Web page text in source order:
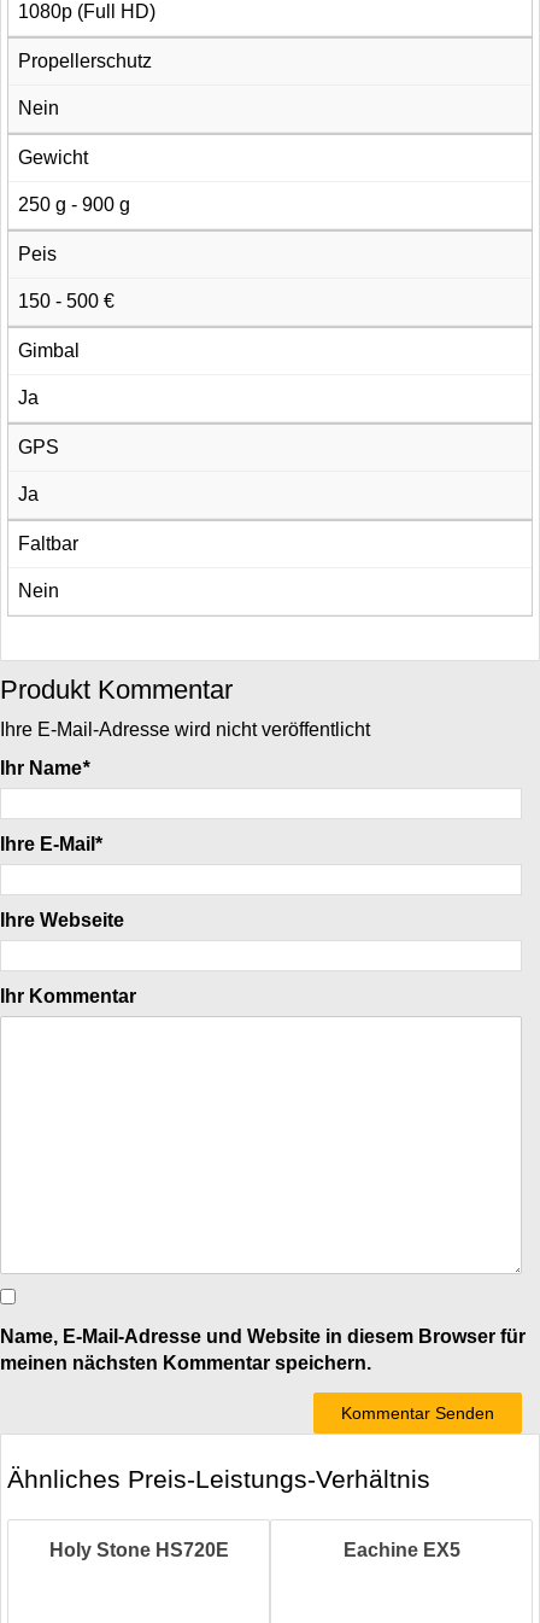
1080p (Full HD)
Propellerschutz
Nein
Gewicht
250 g - 900 g
Peis
150 - 500 €
Gimbal
Ja
GPS
Ja
Faltbar
Nein
Produkt Kommentar
Ihre E-Mail-Adresse wird nicht veröffentlicht
Ihr Name*
Ihre E-Mail*
Ihre Webseite
Ihr Kommentar
Name, E-Mail-Adresse und Website in diesem Browser für
meinen nächsten Kommentar speichern.
Ähnliches Preis-Leistungs-Verhältnis
Holy Stone HS720E Eachine EX5